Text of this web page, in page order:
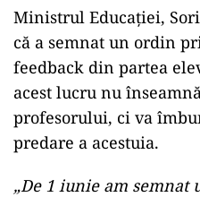
Ministrul Educaţiei,
că a semnat un ordin
feedback din partea
acest lucru nu
profesorului, ci va
predare a acestuia.
„De 1 iunie am